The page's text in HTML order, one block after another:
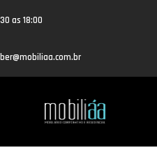
as 18:00